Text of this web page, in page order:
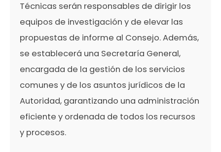
Técnicas serán responsables de dirigir los
equipos de investigación y de elevar las
propuestas de informe al Consejo. Además,
se establecerá una Secretaría General,
encargada de la gestión de los servicios
comunes y de los asuntos jurídicos de la
Autoridad, garantizando una administración
eficiente y ordenada de todos los recursos
y procesos.